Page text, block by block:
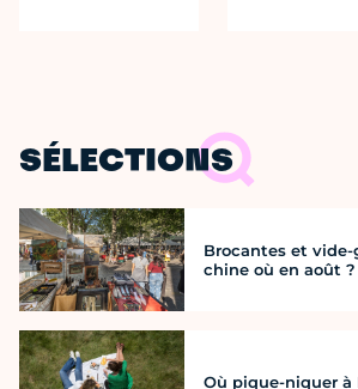
SÉLECTIONS
Brocantes et vide-
chine où en août ?
Où pique-niquer à